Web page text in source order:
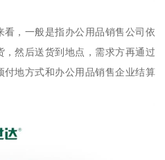
，一般是指办公用品销售公司依
然后送货到地点，需求方再通过
地方式和办公用品销售企业结算